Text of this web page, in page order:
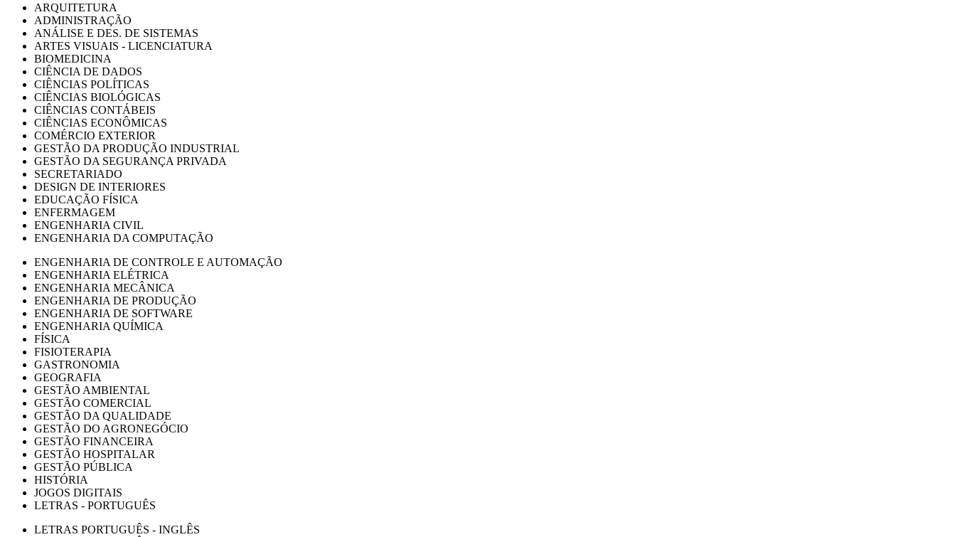
ARQUITETURA
ADMINISTRAÇÃO
ANÁLISE E DES. DE SISTEMAS
ARTES VISUAIS - LICENCIATURA
BIOMEDICINA
CIÊNCIA DE DADOS
CIÊNCIAS POLÍTICAS
CIÊNCIAS BIOLÓGICAS
CIÊNCIAS CONTÁBEIS
CIÊNCIAS ECONÔMICAS
COMÉRCIO EXTERIOR
GESTÃO DA PRODUÇÃO INDUSTRIAL
GESTÃO DA SEGURANÇA PRIVADA
SECRETARIADO
DESIGN DE INTERIORES
EDUCAÇÃO FÍSICA
ENFERMAGEM
ENGENHARIA CIVIL
ENGENHARIA DA COMPUTAÇÃO
ENGENHARIA DE CONTROLE E AUTOMAÇÃO
ENGENHARIA ELÉTRICA
ENGENHARIA MECÂNICA
ENGENHARIA DE PRODUÇÃO
ENGENHARIA DE SOFTWARE
ENGENHARIA QUÍMICA
FÍSICA
FISIOTERAPIA
GASTRONOMIA
GEOGRAFIA
GESTÃO AMBIENTAL
GESTÃO COMERCIAL
GESTÃO DA QUALIDADE
GESTÃO DO AGRONEGÓCIO
GESTÃO FINANCEIRA
GESTÃO HOSPITALAR
GESTÃO PÚBLICA
HISTÓRIA
JOGOS DIGITAIS
LETRAS - PORTUGUÊS
LETRAS PORTUGUÊS - INGLÊS